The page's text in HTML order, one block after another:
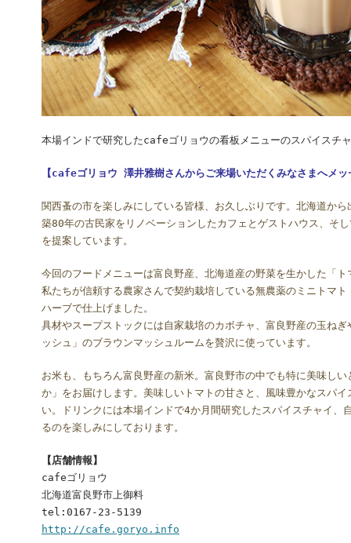
本場インドで研究したcafeゴリョウの看板メニューのスパイスチ
【cafeゴリョウ 澤井雅樹さんからご来場いただくみなさまへメッ
関西蚤の市を楽しみにしている皆様、お久しぶりです。北海道か
築80年の古民家をリノベーションしたカフェとゲストハウス、そ
を提案しています。
今回のフードメニューは富良野産、北海道産の野菜を生かした「
私たちが信頼する農家さんで契約栽培している無農薬のミニトマ
ハーブで仕上げました。
具材やスープストックには自家栽培のカボチャ、富良野産の玉ね
ッシュ」のブラウンマッシュルームを贅沢に使っています。
お米も、もちろん富良野産の新米。富良野市の中でも特に美味し
か」をお届けします。美味しいトマトの甘さと、風味豊かなスパ
い。ドリンクには本場インドで4か月間研究したスパイスチャイ
るのを楽しみにしております。
【店舗情報】
cafeゴリョウ
北海道富良野市上御料
tel:0167-23-5139
http://cafe.goryo.info